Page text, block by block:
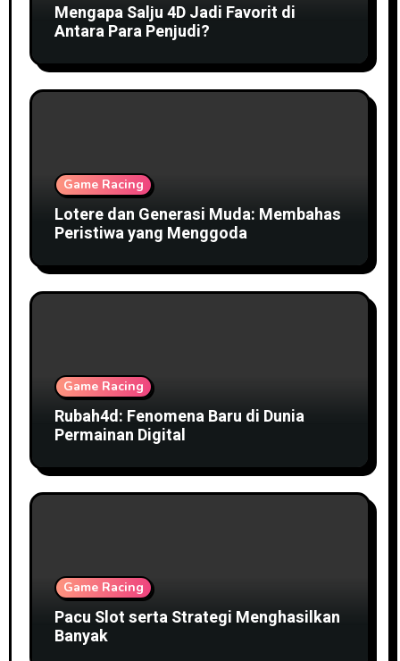
Mengapa Salju 4D Jadi Favorit di
Antara Para Penjudi?
Game Racing
Lotere dan Generasi Muda: Membahas
Peristiwa yang Menggoda
Game Racing
Rubah4d: Fenomena Baru di Dunia
Permainan Digital
Game Racing
Pacu Slot serta Strategi Menghasilkan
Banyak